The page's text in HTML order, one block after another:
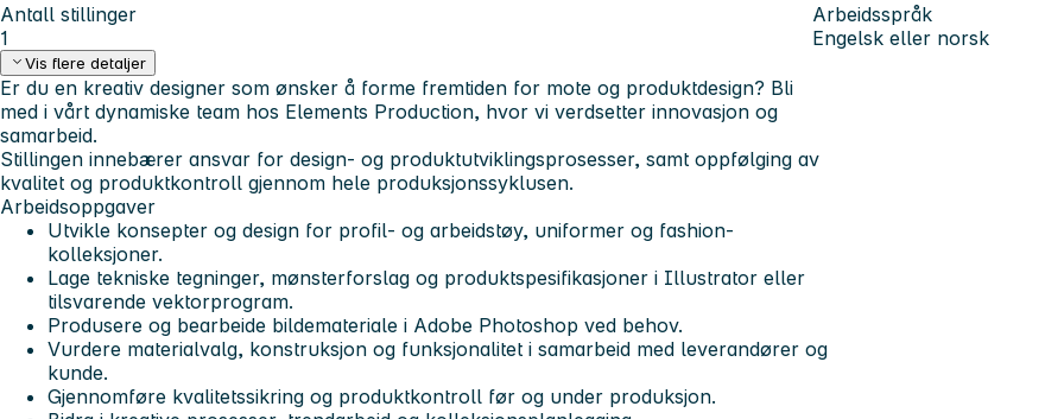
Antall stillinger
1
Arbeidsspråk
Engelsk eller norsk
Vis flere detaljer
Er du en kreativ designer som ønsker å forme fremtiden for mote og produktdesign? Bli
med i vårt dynamiske team hos Elements Production, hvor vi verdsetter innovasjon og
samarbeid.
Stillingen innebærer ansvar for design- og produktutviklingsprosesser, samt oppfølging av
kvalitet og produktkontroll gjennom hele produksjonssyklusen.
Arbeidsoppgaver
Utvikle konsepter og design for profil- og arbeidstøy, uniformer og fashion-
kolleksjoner.
Lage tekniske tegninger, mønsterforslag og produktspesifikasjoner i Illustrator eller
tilsvarende vektorprogram.
Produsere og bearbeide bildemateriale i Adobe Photoshop ved behov.
Vurdere materialvalg, konstruksjon og funksjonalitet i samarbeid med leverandører og
kunde.
Gjennomføre kvalitetssikring og produktkontroll før og under produksjon.